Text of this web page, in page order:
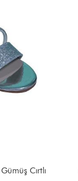
Cırtlı